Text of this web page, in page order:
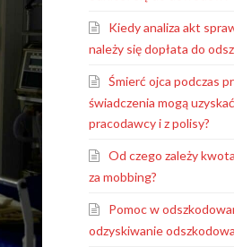
Kiedy analiza akt
należy się dopłata do
Śmierć ojca podczas
świadczenia mogą
pracodawcy i z polisy?
Od czego zależy
za mobbing?
Pomoc w
odzyskiwanie